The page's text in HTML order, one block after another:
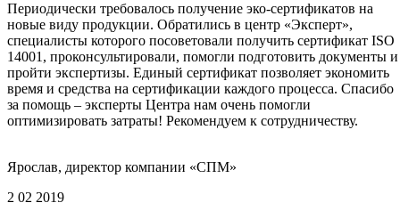
Периодически требовалось получение эко-сертификатов на
новые виду продукции. Обратились в центр «Эксперт»,
специалисты которого посоветовали получить сертификат ISO
14001, проконсультировали, помогли подготовить документы и
пройти экспертизы. Единый сертификат позволяет экономить
время и средства на сертификации каждого процесса. Спасибо
за помощь – эксперты Центра нам очень помогли
оптимизировать затраты! Рекомендуем к сотрудничеству.
Ярослав, директор компании «СПМ»
2 02 2019